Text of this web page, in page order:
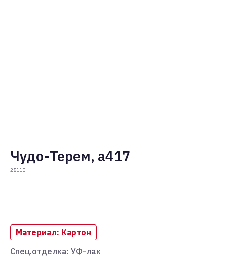
Чудо-Терем, a417
25110
Материал: Картон
Спец.отделка: УФ-лак